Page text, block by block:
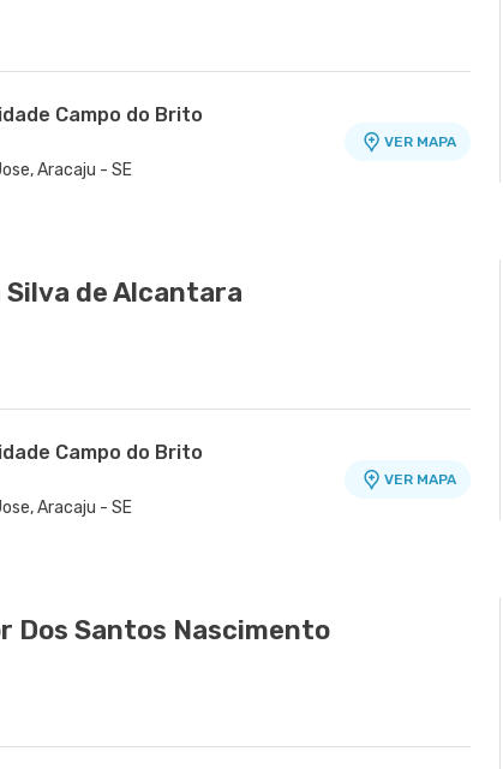
Campo do Brito
Aracaju - SE
VER MAPA
Silva de Alcantara
Campo do Brito
Aracaju - SE
VER MAPA
Dos Santos Nascimento